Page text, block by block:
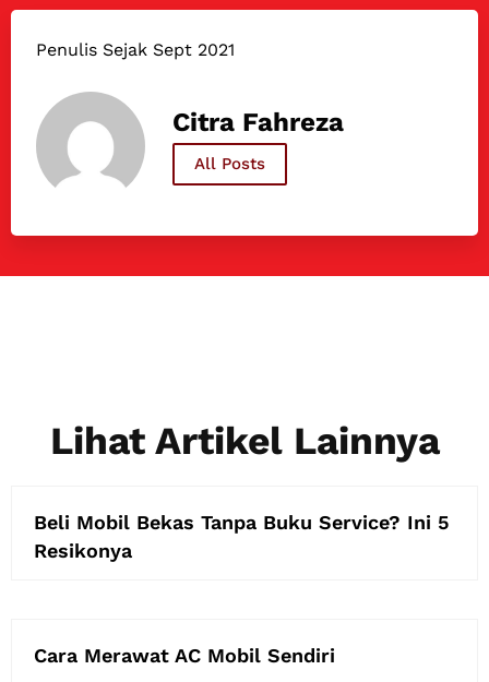
Penulis Sejak Sept 2021
Citra Fahreza
All Posts
Lihat Artikel Lainnya
Beli Mobil Bekas Tanpa Buku Service? Ini 5
Resikonya
Cara Merawat AC Mobil Sendiri